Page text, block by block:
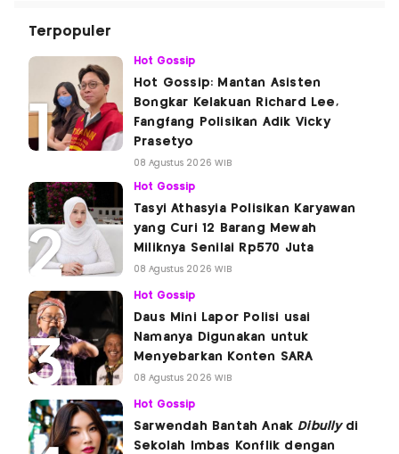
Terpopuler
Hot Gossip
Hot Gossip: Mantan Asisten
Bongkar Kelakuan Richard Lee,
Fangfang Polisikan Adik Vicky
Prasetyo
08 Agustus 2026 WIB
Hot Gossip
Tasyi Athasyia Polisikan Karyawan
yang Curi 12 Barang Mewah
Miliknya Senilai Rp570 Juta
08 Agustus 2026 WIB
Hot Gossip
Daus Mini Lapor Polisi usai
Namanya Digunakan untuk
Menyebarkan Konten SARA
08 Agustus 2026 WIB
Hot Gossip
Sarwendah Bantah Anak Dibullydi
Sekolah Imbas Konflik dengan